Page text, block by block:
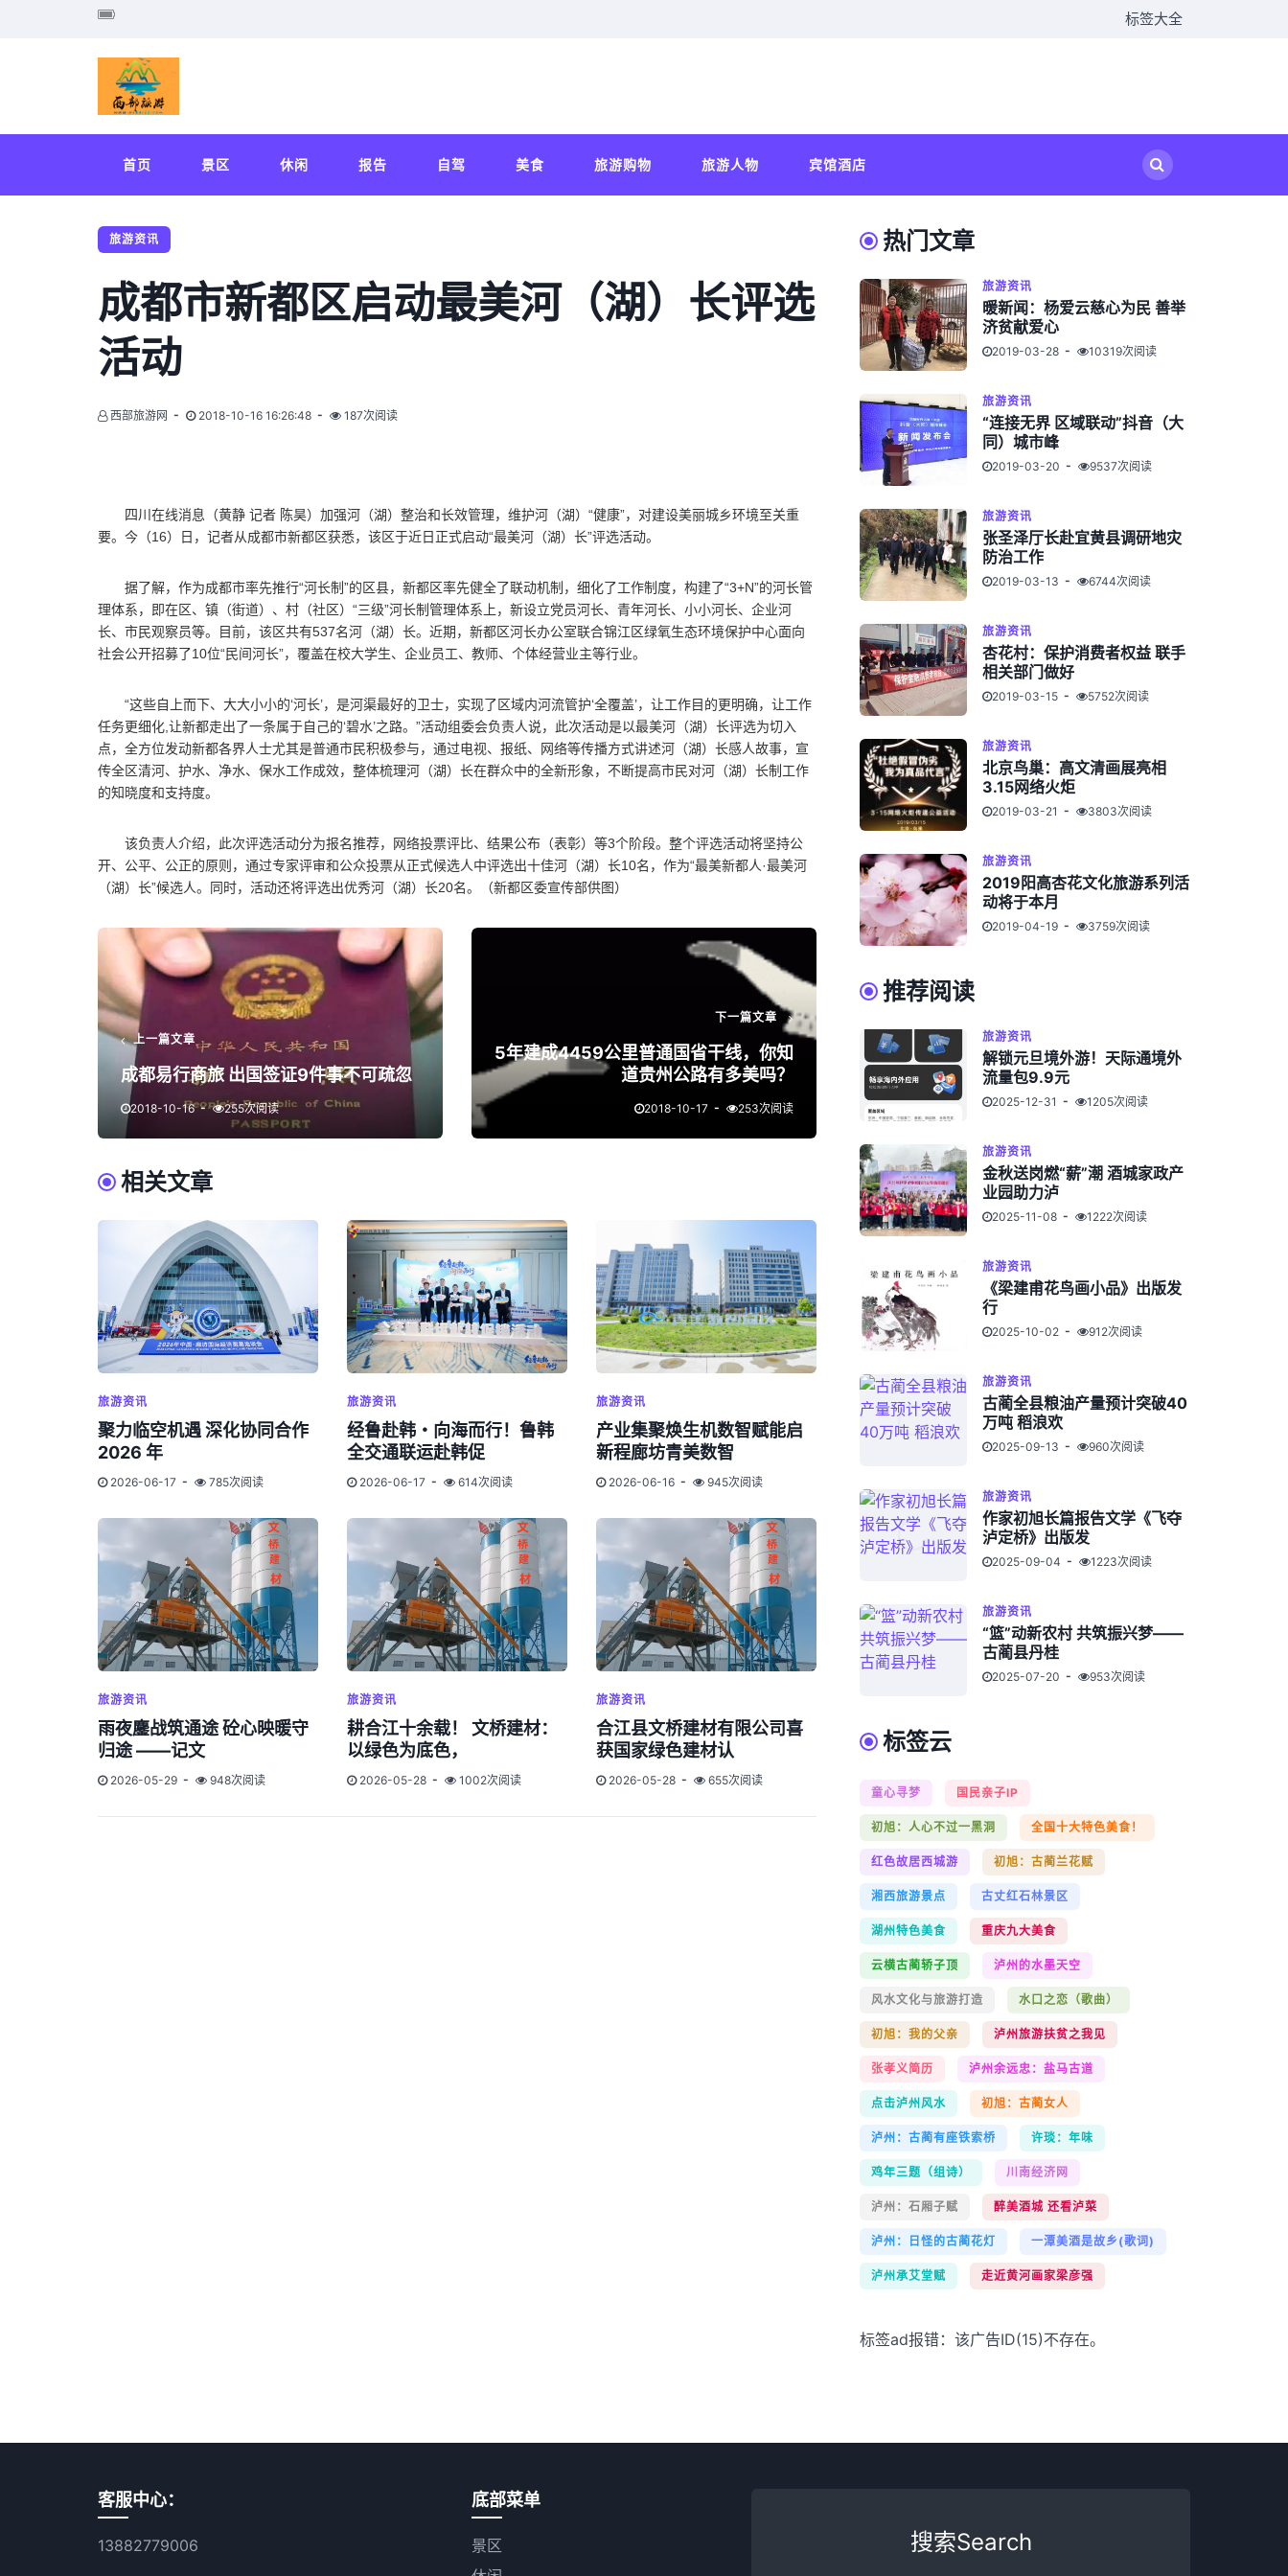
标签大全
首页 景区 休闲 报告 自驾 美食 旅游购物 旅游人物 宾馆酒店
旅游资讯
成都市新都区启动最美河（湖）长评选
活动
西部旅游网 2018-10-16 16:26:48 187次阅读
四川在线消息（黄静 记者 陈昊）加强河（湖）整治和长效管理，维护河（湖）“健康”，对建设美丽城乡环境至关重
要。今（16）日，记者从成都市新都区获悉，该区于近日正式启动“最美河（湖）长”评选活动。
据了解，作为成都市率先推行“河长制”的区县，新都区率先健全了联动机制，细化了工作制度，构建了“3+N”的河长管
理体系，即在区、镇（街道）、村（社区）“三级”河长制管理体系上，新设立党员河长、青年河长、小小河长、企业河
长、市民观察员等。目前，该区共有537名河（湖）长。近期，新都区河长办公室联合锦江区绿氧生态环境保护中心面向
社会公开招募了10位“民间河长”，覆盖在校大学生、企业员工、教师、个体经营业主等行业。
“这些自上而下、大大小小的‘河长’，是河渠最好的卫士，实现了区域内河流管护‘全覆盖’，让工作目的更明确，让工作
任务更细化,让新都走出了一条属于自己的‘碧水’之路。”活动组委会负责人说，此次活动是以最美河（湖）长评选为切入
点，全方位发动新都各界人士尤其是普通市民积极参与，通过电视、报纸、网络等传播方式讲述河（湖）长感人故事，宣
传全区清河、护水、净水、保水工作成效，整体梳理河（湖）长在群众中的全新形象，不断提高市民对河（湖）长制工作
的知晓度和支持度。
该负责人介绍，此次评选活动分为报名推荐，网络投票评比、结果公布（表彰）等3个阶段。整个评选活动将坚持公
开、公平、公正的原则，通过专家评审和公众投票从正式候选人中评选出十佳河（湖）长10名，作为“最美新都人·最美河
（湖）长”候选人。同时，活动还将评选出优秀河（湖）长20名。（新都区委宣传部供图）
上一篇文章
成都易行商旅 出国签证9件事不可疏忽
2018-10-16 255次阅读
下一篇文章
5年建成4459公里普通国省干线，你知
道贵州公路有多美吗？
2018-10-17 253次阅读
相关文章
旅游资讯
聚力临空机遇 深化协同合作
2026 年
2026-06-17 785次阅读
旅游资讯
经鲁赴韩・向海而行！鲁韩
全交通联运赴韩促
2026-06-17 614次阅读
旅游资讯
产业集聚焕生机数智赋能启
新程廊坊青美数智
2026-06-16 945次阅读
旅游资讯
雨夜鏖战筑通途 砼心映暖守
归途 ——记文
2026-05-29 948次阅读
旅游资讯
耕合江十余载！ 文桥建材：
以绿色为底色，
2026-05-28 1002次阅读
旅游资讯
合江县文桥建材有限公司喜
获国家绿色建材认
2026-05-28 655次阅读
热门文章
旅游资讯
暖新闻：杨爱云慈心为民 善举
济贫献爱心
2019-03-28 10319次阅读
旅游资讯
“连接无界 区域联动”抖音（大
同）城市峰
2019-03-20 9537次阅读
旅游资讯
张圣泽厅长赴宜黄县调研地灾
防治工作
2019-03-13 6744次阅读
旅游资讯
杏花村：保护消费者权益 联手
相关部门做好
2019-03-15 5752次阅读
旅游资讯
北京鸟巢：高文清画展亮相
3.15网络火炬
2019-03-21 3803次阅读
旅游资讯
2019阳高杏花文化旅游系列活
动将于本月
2019-04-19 3759次阅读
推荐阅读
旅游资讯
解锁元旦境外游！天际通境外
流量包9.9元
2025-12-31 1205次阅读
旅游资讯
金秋送岗燃“薪”潮 酒城家政产
业园助力泸
2025-11-08 1222次阅读
旅游资讯
《梁建甫花鸟画小品》出版发
行
2025-10-02 912次阅读
旅游资讯
古蔺全县粮油产量预计突破40
万吨 稻浪欢
2025-09-13 960次阅读
旅游资讯
作家初旭长篇报告文学《飞夺
泸定桥》出版发
2025-09-04 1223次阅读
旅游资讯
“篮”动新农村 共筑振兴梦——
古蔺县丹桂
2025-07-20 953次阅读
标签云
童心寻梦 国民亲子IP
初旭：人心不过一黑洞 全国十大特色美食！
红色故居西城游 初旭：古蔺兰花赋
湘西旅游景点 古丈红石林景区
湖州特色美食 重庆九大美食
云横古蔺轿子顶 泸州的水墨天空
风水文化与旅游打造 水口之恋（歌曲）
初旭：我的父亲 泸州旅游扶贫之我见
张孝义简历 泸州余远忠：盐马古道
点击泸州风水 初旭：古蔺女人
泸州：古蔺有座铁索桥 许琰：年味
鸡年三题（组诗） 川南经济网
泸州：石厢子赋 醉美酒城 还看泸菜
泸州：日怪的古蔺花灯 一潭美酒是故乡(歌词)
泸州承艾堂赋 走近黄河画家梁彦强
标签ad报错：该广告ID(15)不存在。
客服中心：
13882779006
底部菜单
景区
搜索Search